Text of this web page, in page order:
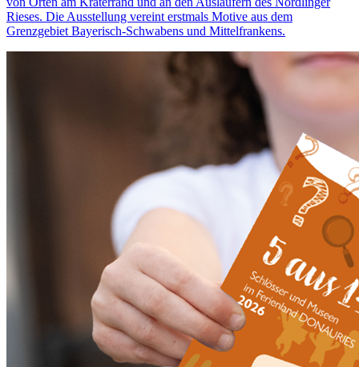
Rieses. Die Ausstellung vereint erstmals Motive aus dem
Grenzgebiet Bayerisch-Schwabens und Mittelfrankens.